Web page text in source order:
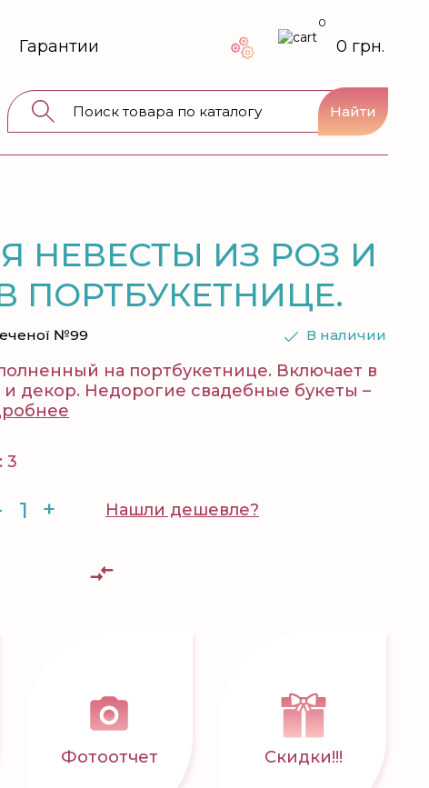
Гарантии
0
0 грн.
Найти
НЕВЕСТЫ ИЗ РОЗ И
ПОРТБУКЕТНИЦЕ.
В наличии
№99
на портбукетнице. Включает в
декор. Недорогие свадебные букеты –
3
+ Нашли дешевле?
Фотоотчет Скидки!!!